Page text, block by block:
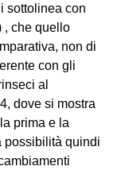
sottolinea con
, che quello
non di
con gli
al
dove si mostra
prima e la
possibilità quindi